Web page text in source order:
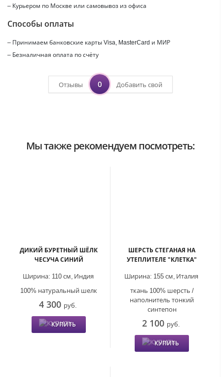
– Курьером по Москве или самовывоз из офиса
Способы оплаты
– Принимаем банковские карты Visa, MasterCard и МИР
– Безналичная оплата по счёту
Отзывы 0 Добавить свой
Мы также рекомендуем посмотреть:
ДИКИЙ БУРЕТНЫЙ ШЁЛК
ЧЕСУЧА СИНИЙ
Индия
Ширина: 110 см,
100% натуральный шелк
4 300 руб.
КУПИТЬ
ШЕРСТЬ СТЕГАНАЯ НА
УТЕПЛИТЕЛЕ "КЛЕТКА"
Италия
Ширина: 155 см,
ткань 100% шерсть /
наполнитель тонкий
синтепон
2 100 руб.
КУПИТЬ